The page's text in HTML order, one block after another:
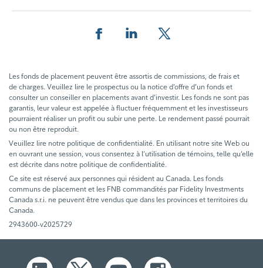
Les fonds de placement peuvent être assortis de commissions, de frais et
de charges. Veuillez lire le prospectus ou la notice d’offre d’un fonds et
consulter un conseiller en placements avant d’investir. Les fonds ne sont pas
garantis, leur valeur est appelée à fluctuer fréquemment et les investisseurs
pourraient réaliser un profit ou subir une perte. Le rendement passé pourrait
ou non être reproduit.
Veuillez lire notre politique de confidentialité. En utilisant notre site Web ou
en ouvrant une session, vous consentez à l’utilisation de témoins, telle qu’elle
est décrite dans notre politique de confidentialité.
Ce site est réservé aux personnes qui résident au Canada. Les fonds
communs de placement et les FNB commandités par Fidelity Investments
Canada s.r.i. ne peuvent être vendus que dans les provinces et territoires du
Canada.
2943600-v2025729